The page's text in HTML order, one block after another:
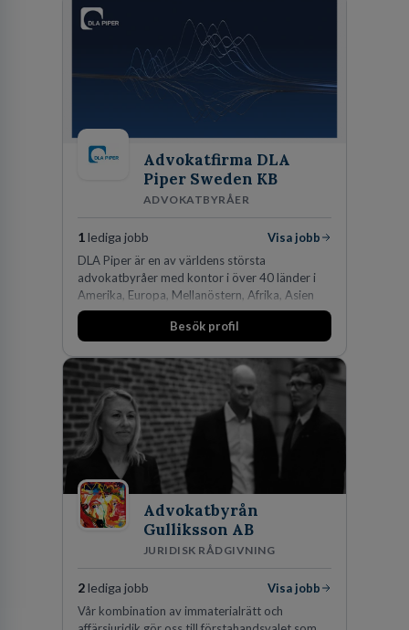
Advokatfirma DLA
Piper Sweden KB
ADVOKATBYRÅER
1lediga jobb
Visa jobb
DLA Piper är en av världens största
advokatbyråer med kontor i över 40 länder i
Amerika, Europa, Mellanöstern, Afrika, Asien
och Oceanien. Vi är specialister inom
affärsjuridikens alla områden och vi har några
fler än 450 jurister på fem kontor i Stockholm,
Köpenhamn, Århus, Oslo och Helsingfors kan vi
på DLA Piper erbjuda våra klienter en unik,
effektiv och gränsöverskridande nordisk
expertis. På vårt kontor i centrala Stockholm är
vi idag drygt 240 medarbetare.
Besök profil
Advokatbyrån
Gulliksson AB
JURIDISK RÅDGIVNING
2lediga jobb
Visa jobb
Vår kombination av immaterialrätt och